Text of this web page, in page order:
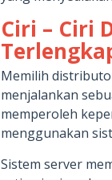
Ciri – Ciri
Memilih
menjalankan
memperoleh
menggunakan
Sistem server